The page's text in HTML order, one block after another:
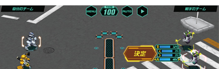
RTS/MOBA
アクション
シミュレーション
牧場婚活
DEAD OR ALIVE XVV